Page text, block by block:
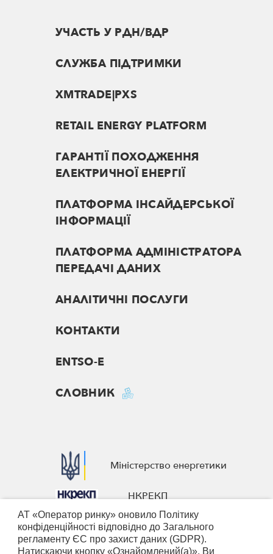
УЧАСТЬ У РДН/ВДР
СЛУЖБА ПІДТРИМКИ
XMTRADE|PXS
RETAIL ENERGY PLATFORM
ГАРАНТІЇ ПОХОДЖЕННЯ
ЕЛЕКТРИЧНОЇ ЕНЕРГІЇ
ПЛАТФОРМА ІНСАЙДЕРСЬКОЇ
ІНФОРМАЦІЇ
ПЛАТФОРМА АДМІНІСТРАТОРА
ПЕРЕДАЧІ ДАНИХ
АНАЛІТИЧНІ ПОСЛУГИ
КОНТАКТИ
ENTSO-E
СЛОВНИК
Міністерство енергетики
НКРЕКП
European Business Association
Nominated Electricity Market
АТ «Оператор ринку» оновило Політику
конфіденційності відповідно до Загального
регламенту ЄС про захист даних (GDPR).
Натискаючи кнопку «Ознайомлений(а)», Ви